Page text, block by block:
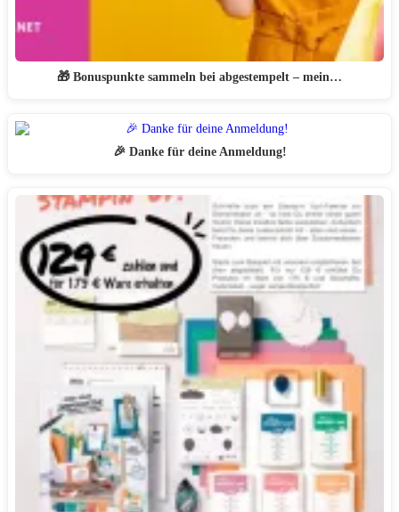
🎁 Bonuspunkte sammeln bei abgestempelt – mein…
🎉 Danke für deine Anmeldung!